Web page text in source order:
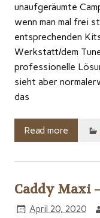
unaufgeräumte
wenn man mal frei
entsprechenden
Werkstatt/dem
professionelle
sieht aber
das
Read more
Caddy Maxi
April 20, 2020